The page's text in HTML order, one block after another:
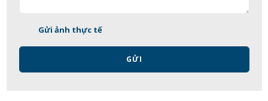
Gửi ảnh thực tế
GỬI